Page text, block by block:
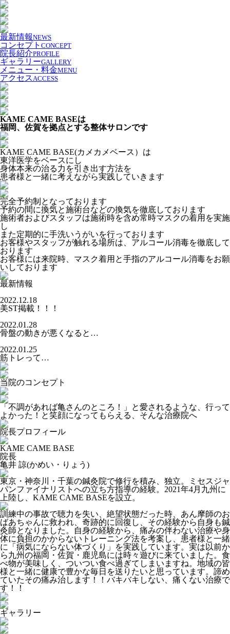
最新情報NEWS
コンセプト CONCEPT
院長紹介PROFILE
ギャラリーGALLERY
メニュー・料金MENU
アクセスACCESS
KAME CAME BASEは
福岡、佐賀を拠点とする整体サロンです
KAME CAME BASE(カメカメベース）は
東洋医学をベースにし
身体本来の治る力を引き出す方法を
患者様と一緒に考えながら実践していきます
完全予約制となっております
予約の間に換気と施術台などの換気を徹底しております
施術者およびスタッフは施術時を含め常時マスクの着用を実施
し
また定期的に手洗いうがいを行っております
お客様やスタッフが触れる場所は、アルコール消毒を徹底して
おります
お客様には来院時、マスク着用と手指のアルコール消毒をお願
いしております
最新情報
2022.12.18
美ST掲載！！！
2022.01.28
骨盤の動きが悪くなると…
2022.01.25
筋トレって…
当院のコンセプト
「不調があれば亀さんのところ！」と愛されるような、行って
よかった！と笑顔になってもらえる、そんな治療院へ
院長プロフィール
KAME CAME BASE
院長
亀井 諒(かめい・りょう)
東京・神奈川・千葉の鍼灸院で修行を積み、独立。ミセスジャ
パンファイナリストへの立ち方指導の経験。2021年4月九州に
上陸し、KAME CAME BASEを設立。
訓練中の事故で聴力を失い、絶望状態だった時、あん摩師のお
ばあちゃんに救われ、奇跡的に回復し、その経験から自身も鍼
灸師となりました。自身の経験から、痛みの伴わない治療や身
体に負担のかからないトレーニング法を考案し、患者様と一緒
に「病気にならない体づくり」を実践しています。実は以前か
ら九州の福岡・佐賀・鹿児島には時々遊びに来ていました。食
べ物が美味しく、ついつい食べ過ぎてしまいますね。地域の皆
様と一緒に健康で豊かな毎日を送りたいと思っています。諦め
ていたその痛み治します！！バキバキしない、痛くない治療で
す！！
ギャラリー